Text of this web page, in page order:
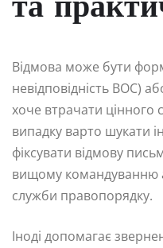
та
Відмова може бути
невідповідність ВОС)
хоче втрачати цінного
випадку варто шукати
фіксувати відмову
вищому командуванню
служби правопорядку.
Іноді допомагає